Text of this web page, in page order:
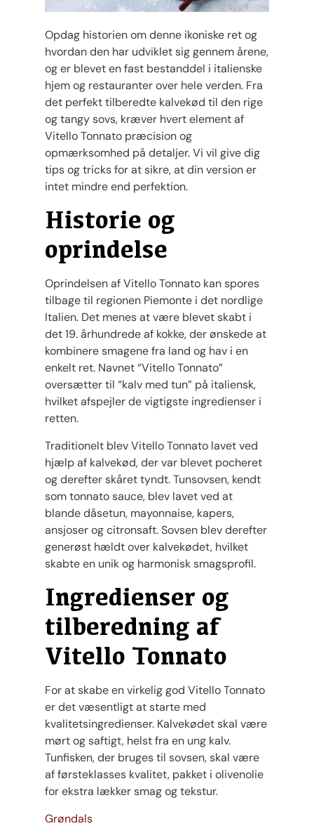
Opdag historien om denne ikoniske ret og
hvordan den har udviklet sig gennem årene,
og er blevet en fast bestanddel i italienske
hjem og restauranter over hele verden. Fra
det perfekt tilberedte kalvekød til den rige
og tangy sovs, kræver hvert element af
Vitello Tonnato præcision og
opmærksomhed på detaljer. Vi vil give dig
tips og tricks for at sikre, at din version er
intet mindre end perfektion.
Historie og
oprindelse
Oprindelsen af Vitello Tonnato kan spores
tilbage til regionen Piemonte i det nordlige
Italien. Det menes at være blevet skabt i
det 19. århundrede af kokke, der ønskede at
kombinere smagene fra land og hav i en
enkelt ret. Navnet “Vitello Tonnato”
oversætter til “kalv med tun” på italiensk,
hvilket afspejler de vigtigste ingredienser i
retten.
Traditionelt blev Vitello Tonnato lavet ved
hjælp af kalvekød, der var blevet pocheret
og derefter skåret tyndt. Tunsovsen, kendt
som tonnato sauce, blev lavet ved at
blande dåsetun, mayonnaise, kapers,
ansjoser og citronsaft. Sovsen blev derefter
generøst hældt over kalvekødet, hvilket
skabte en unik og harmonisk smagsprofil.
Ingredienser og
tilberedning af
Vitello Tonnato
For at skabe en virkelig god Vitello Tonnato
er det væsentligt at starte med
kvalitetsingredienser. Kalvekødet skal være
mørt og saftigt, helst fra en ung kalv.
Tunfisken, der bruges til sovsen, skal være
af førsteklasses kvalitet, pakket i olivenolie
for ekstra lækker smag og tekstur.
Grøndals